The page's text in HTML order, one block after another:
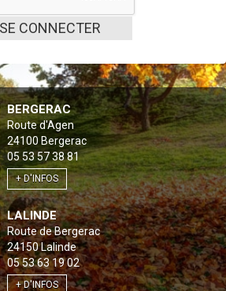
SE CONNECTER
BERGERAC
Route d'Agen
24100 Bergerac
05 53 57 38 81
+ D'INFOS
LALINDE
Route de Bergerac
24150 Lalinde
05 53 63 19 02
+ D'INFOS